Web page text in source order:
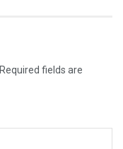
Required fields are